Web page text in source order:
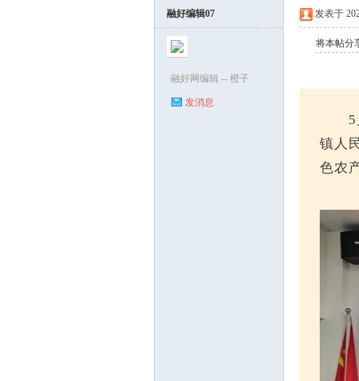
融好编辑07
融好网编辑 -- 橙子
发消息
发表于
将本帖分
镇人
色农